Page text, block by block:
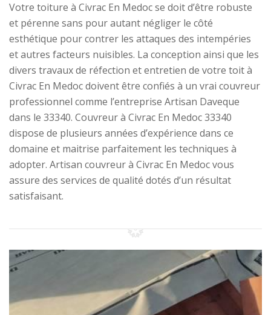
Votre toiture à Civrac En Medoc se doit d’être robuste
et pérenne sans pour autant négliger le côté
esthétique pour contrer les attaques des intempéries
et autres facteurs nuisibles. La conception ainsi que les
divers travaux de réfection et entretien de votre toit à
Civrac En Medoc doivent être confiés à un vrai couvreur
professionnel comme l’entreprise Artisan Daveque
dans le 33340. Couvreur à Civrac En Medoc 33340
dispose de plusieurs années d’expérience dans ce
domaine et maitrise parfaitement les techniques à
adopter. Artisan couvreur à Civrac En Medoc vous
assure des services de qualité dotés d’un résultat
satisfaisant.